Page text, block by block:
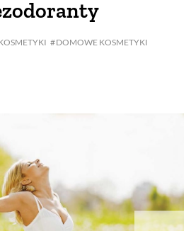
DOMOWE KOSMETYKI
DOM
I OWOCE
OGRODOWE
PORADY